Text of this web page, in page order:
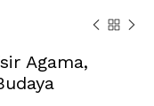
Agama,